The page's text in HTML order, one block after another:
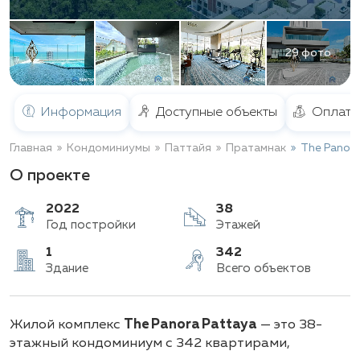
29 фото
Информация Доступные объекты Оплата
Главная Кондоминиумы Паттайя Пратамнак The
О проекте
2022
Год постройки
38
Этажей
1
Здание
342
Всего объектов
Жилой комплекс The Panora Pattaya — это 38-
этажный кондоминиум с 342 квартирами,